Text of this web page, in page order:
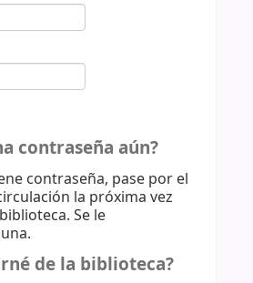
contraseña aún?
contraseña, pase por el
la próxima vez
Se le
de la biblioteca?